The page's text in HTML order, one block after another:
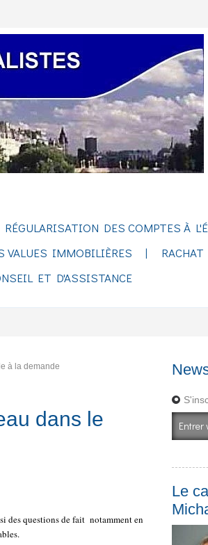
RÉGULARISATION DES COMPTES À
VALUES IMMOBILIÈRES
ET D'ASSISTANCE
à la demande
dans le
des questions de fait notamment en
Le